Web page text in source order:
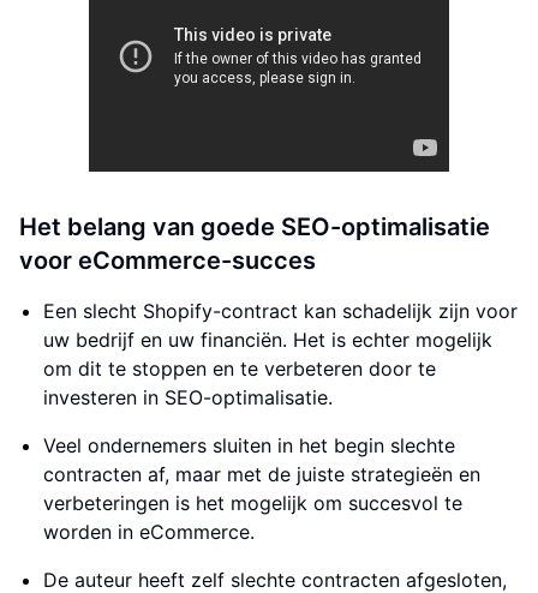
Het belang van goede SEO-optimalisatie
voor eCommerce-succes
Een slecht Shopify-contract kan schadelijk zijn voor
uw bedrijf en uw financiën. Het is echter mogelijk
om dit te stoppen en te verbeteren door te
investeren in SEO-optimalisatie.
Veel ondernemers sluiten in het begin slechte
contracten af, maar met de juiste strategieën en
verbeteringen is het mogelijk om succesvol te
worden in eCommerce.
De auteur heeft zelf slechte contracten afgesloten,